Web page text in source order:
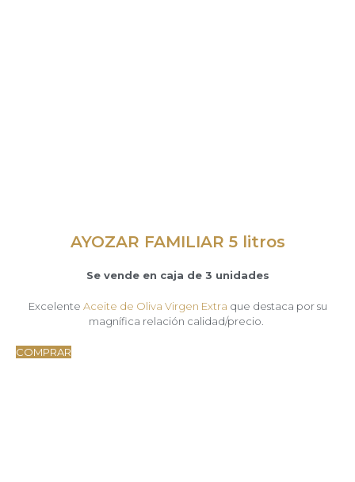
AYOZAR FAMILIAR 5 litros
Se vende en caja de 3 unidades
Excelente Aceite de Oliva Virgen Extra que destaca por su
magnífica relación calidad/precio.
COMPRAR